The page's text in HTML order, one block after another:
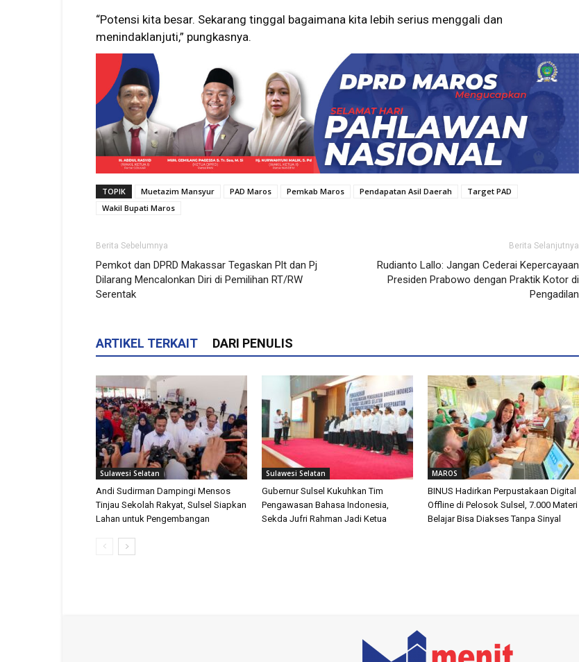
“Potensi kita besar. Sekarang tinggal bagaimana kita lebih serius menggali dan
menindaklanjuti,” pungkasnya.
TOPIK Muetazim Mansyur PAD Maros Pemkab Maros Pendapatan Asil Daerah
Target PAD
Wakil Bupati Maros
Berita Sebelumnya
Pemkot dan DPRD Makassar Tegaskan Plt dan Pj
Dilarang Mencalonkan Diri di Pemilihan RT/RW
Serentak
Berita Selanjutnya
Rudianto Lallo: Jangan Cederai Kepercayaan
Presiden Prabowo dengan Praktik Kotor di
Pengadilan
ARTIKEL TERKAIT DARI PENULIS
Sulawesi Selatan
Andi Sudirman Dampingi Mensos
Tinjau Sekolah Rakyat, Sulsel Siapkan
Lahan untuk Pengembangan
Sulawesi Selatan
Gubernur Sulsel Kukuhkan Tim
Pengawasan Bahasa Indonesia,
Sekda Jufri Rahman Jadi Ketua
MAROS
BINUS Hadirkan Perpustakaan Digital
Offline di Pelosok Sulsel, 7.000 Materi
Belajar Bisa Diakses Tanpa Sinyal